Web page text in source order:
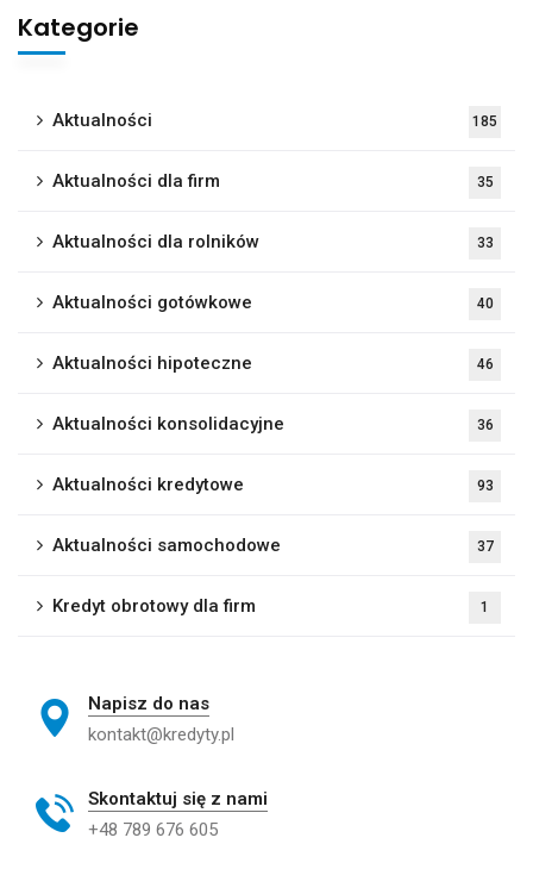
Kategorie
Aktualności 185
Aktualności dla firm 35
Aktualności dla rolników 33
Aktualności gotówkowe 40
Aktualności hipoteczne 46
Aktualności konsolidacyjne 36
Aktualności kredytowe 93
Aktualności samochodowe 37
Kredyt obrotowy dla firm 1
Napisz do nas
kontakt@kredyty.pl
Skontaktuj się z nami
+48 789 676 605